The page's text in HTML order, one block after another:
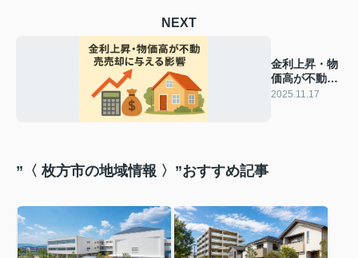
NEXT
金利上昇・物
価高が不動産
売却に与える
2025.11.17
”〈 枚方市の地域情報 〉”おすすめ記事